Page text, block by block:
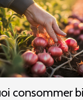
consommer